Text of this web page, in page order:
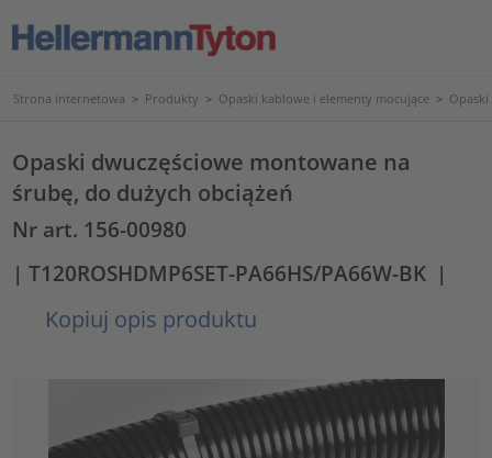
Strona internetowa > Produkty > Opaski kablowe i elementy mocujące >
Opaski dwuczęściowe montowane na
śrubę, do dużych obciążeń
Nr art. 156-00980
| T120ROSHDMP6SET-PA66HS/PA66W-BK |
Kopiuj opis produktu